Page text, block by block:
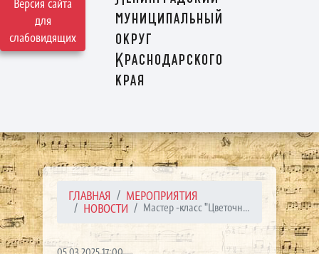
Версия сайта
для
слабовидящих
муниципальный
округ
Краснодарского
края
ГЛАВНАЯ
МЕРОПРИЯТИЯ
НОВОСТИ
Мастер -класс "Цветочн...